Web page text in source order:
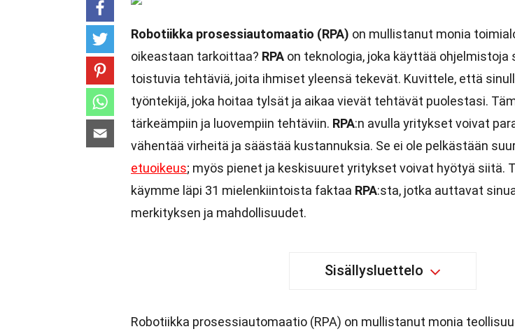
Robotiikka prosessiautomaatio (RPA) on mullistanut monia
oikeastaan tarkoittaa? RPA on teknologia, joka käyttää ohjelmistoja
toistuvia tehtäviä, joita ihmiset yleensä tekevät. Kuvittele, että
työntekijä, joka hoitaa tylsät ja aikaa vievät tehtävät puolestasi.
tärkeämpiin ja luovempiin tehtäviin. RPA:n avulla yritykset voivat
vähentää virheitä ja säästää kustannuksia. Se ei ole pelkästään
etuoikeus; myös pienet ja keskisuuret yritykset voivat hyötyä siitä.
käymme läpi 31 mielenkiintoista faktaa RPA:sta, jotka auttavat
merkityksen ja mahdollisuudet.
Sisällysluettelo
Robotiikka prosessiautomaatio (RPA) on mullistanut monia